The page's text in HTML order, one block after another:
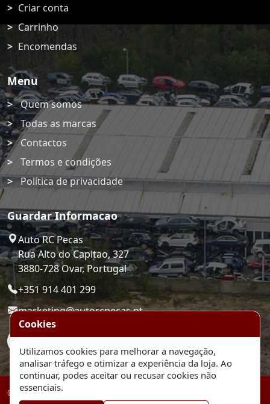
Criar conta
Carrinho
Encomendas
Menu
Quem somos
Todas as marcas
Contactos
Termos e condições
Política de privacidade
Guardar Informacao
Auto RC Pecas
Rua Alto do Capitao, 327
3880-728 Ovar, Portugal
+351 914 401 299
marketing@autorcpecas.pt
© 2026 Auto RC Pecas. Plataforma de comercio eletronico.
Cookies
Utilizamos cookies para melhorar a navegação,
analisar tráfego e otimizar a experiência da loja. Ao
continuar, podes aceitar ou recusar cookies não
essenciais.